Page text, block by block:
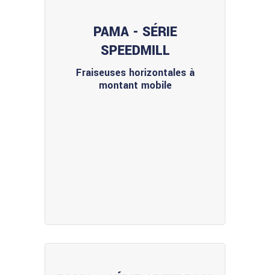
PAMA - SÉRIE
SPEEDMILL
Fraiseuses horizontales à
montant mobile